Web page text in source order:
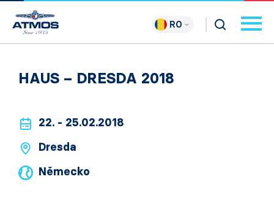
RO
HAUS – DRESDA 2018
22. - 25.02.2018
Dresda
Německo